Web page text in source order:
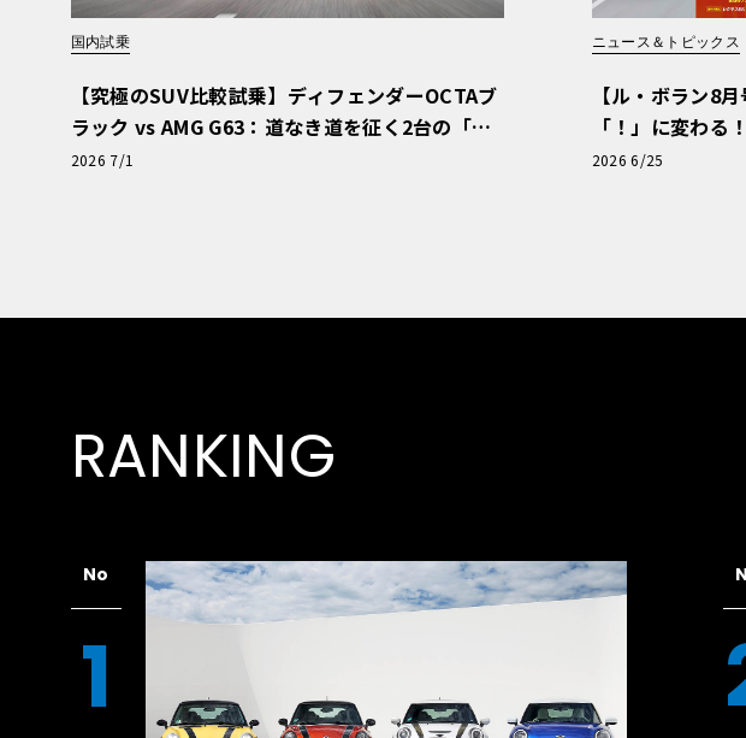
国内試乗
【究極のSUV比較試乗】ディフェンダーOCTAブ
ラック vs AMG G63：道なき道を征く2台の「対
極的アプローチ」
2026 7/1
ニュース＆トピックス
【ル・ボラン8
「！」に変わる
「輸入車Q&A」
2026 6/25
RANKING
No
1